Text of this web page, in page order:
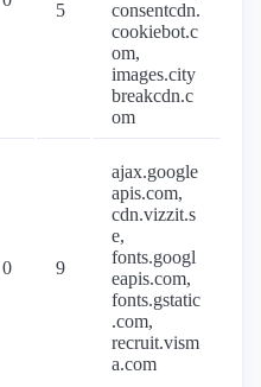
5
consentcdn.
cookiebot.c
om,
images.city
breakcdn.c
om
0 9
ajax.google
apis.com,
cdn.vizzit.s
e,
fonts.googl
eapis.com,
fonts.gstatic
.com,
recruit.vism
a.com